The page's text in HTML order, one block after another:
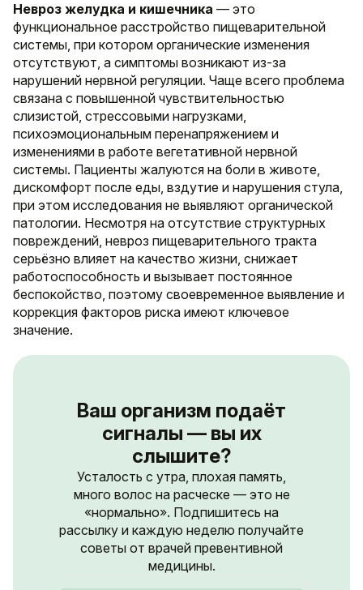
Невроз желудка и кишечника — это
функциональное расстройство пищеварительной
системы, при котором органические изменения
отсутствуют, а симптомы возникают из-за
нарушений нервной регуляции. Чаще всего проблема
связана с повышенной чувствительностью
слизистой, стрессовыми нагрузками,
психоэмоциональным перенапряжением и
изменениями в работе вегетативной нервной
системы. Пациенты жалуются на боли в животе,
дискомфорт после еды, вздутие и нарушения стула,
при этом исследования не выявляют органической
патологии. Несмотря на отсутствие структурных
повреждений, невроз пищеварительного тракта
серьёзно влияет на качество жизни, снижает
работоспособность и вызывает постоянное
беспокойство, поэтому своевременное выявление и
коррекция факторов риска имеют ключевое
значение.
Ваш организм подаёт
сигналы — вы их
слышите?
Усталость с утра, плохая память,
много волос на расческе — это не
«нормально». Подпишитесь на
рассылку и каждую неделю получайте
советы от врачей превентивной
медицины.